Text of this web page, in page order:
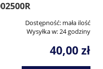
Dostępność: mała ilość
Wysyłka w:24 godziny
40,00 zł